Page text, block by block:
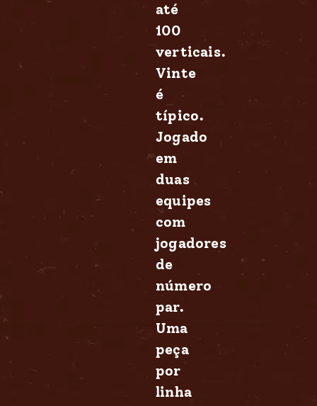
até
100
verticais.
Vinte
é
típico.
Jogado
em
duas
equipes
com
jogadores
de
número
par.
Uma
peça
por
linha